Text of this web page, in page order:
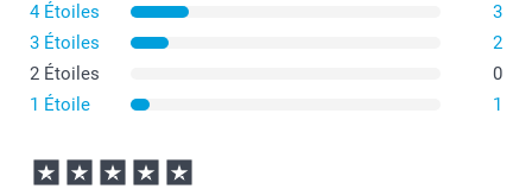
4 Étoiles
3
3 Étoiles
2
2 Étoiles
0
1 Étoile
1